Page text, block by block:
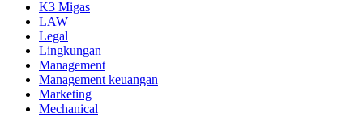
K3 Migas
LAW
Legal
Lingkungan
Management
Management keuangan
Marketing
Mechanical